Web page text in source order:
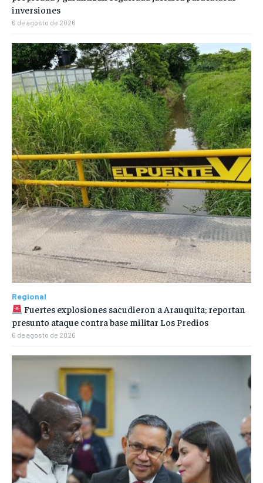
inversiones
6 de agosto de 2026
Regional
Fuertes explosiones sacudieron a Arauquita; reportan
presunto ataque contra base militar Los Predios
6 de agosto de 2026